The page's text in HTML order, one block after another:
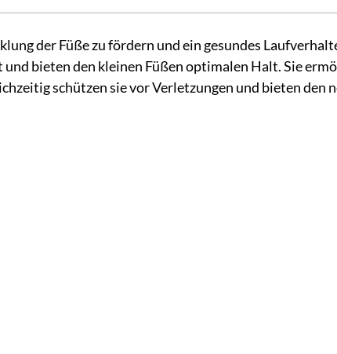
der Füße zu fördern und ein gesundes
bieten den kleinen Füßen optimalen Halt. Sie
schützen sie vor Verletzungen und bieten den